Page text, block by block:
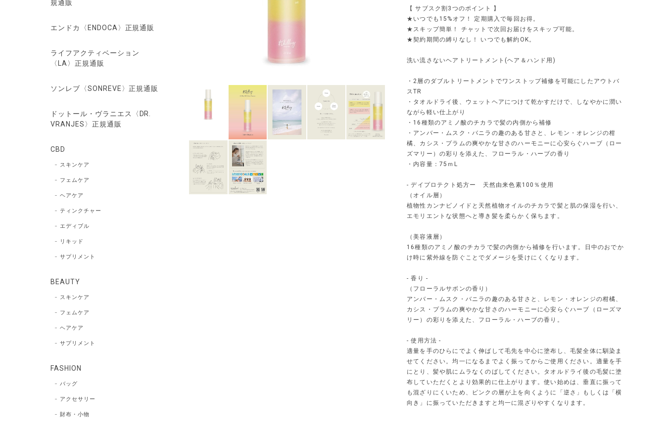
【 サブスク割3つのポイント 】
★いつでも15%オフ！ 定期購入で毎回お得。
★スキップ簡単！ チャットで次回お届けをスキップ可能。
★契約期間の縛りなし！ いつでも解約OK。
洗い流さないヘアトリートメント(ヘア＆ハンド用)
・2層のダブルトリートメントでワンストップ補修を可能にしたアウトバ
スTR
・タオルドライ後、ウェットヘアにつけて乾かすだけで、しなやかに潤い
ながら軽い仕上がり
・16種類のアミノ酸のチカラで髪の内側から補修
・アンバー・ムスク・バニラの趣のある甘さと、レモン・オレンジの柑
橘、カシス・プラムの爽やかな甘さのハーモニーに心安らぐハーブ（ロー
ズマリー）の彩りを添えた、フローラル・ハーブの香り
・内容量：75ｍL
- デイプロテクト処方ー 天然由来色素100％使用
（オイル層）
植物性カンナビノイドと天然植物オイルのチカラで髪と肌の保湿を行い、
エモリエントな状態へと導き髪を柔らかく保ちます。
（美容液層）
16種類のアミノ酸のチカラで髪の内側から補修を行います。日中のおでか
け時に紫外線を防ぐことでダメージを受けにくくなります。
- 香り -
（フローラルサボンの香り）
アンバー・ムスク・バニラの趣のある甘さと、レモン・オレンジの柑橘、
カシス・プラムの爽やかな甘さのハーモニーに心安らぐハーブ（ローズマ
リー）の彩りを添えた、フローラル・ハーブの香り。
- 使用方法 -
適量を手のひらにでよく伸ばして毛先を中心に塗布し、毛髪全体に馴染ま
せてください。均一になるまでよく振ってからご使用ください。適量を手
にとり、髪や肌にムラなくのばしてください。タオルドライ後の毛髪に塗
布していただくとより効果的に仕上がります。使い始めは、垂直に振って
も混ざりにくいため、ピンクの層が上を向くように「逆さ」もしくは「横
向き」に振っていただきますと均一に混ざりやすくなります。
規通販
エンドカ〈ENDOCA〉正規通販
ライフアクティベーション
〈LA〉正規通販
ソンレブ〈SONREVE〉正規通販
ドットール・ヴラニエス〈DR.
VRANJES〉正規通販
CBD
スキンケア
フェムケア
ヘアケア
ティンクチャー
エディブル
リキッド
サプリメント
BEAUTY
スキンケア
フェムケア
ヘアケア
サプリメント
FASHION
バッグ
アクセサリー
財布・小物